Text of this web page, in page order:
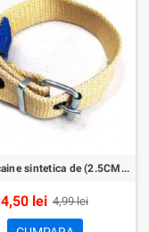
Zgarda caine sintetica de (2.5CMx40CM)-Nr.100
4,50 lei 4,99 lei